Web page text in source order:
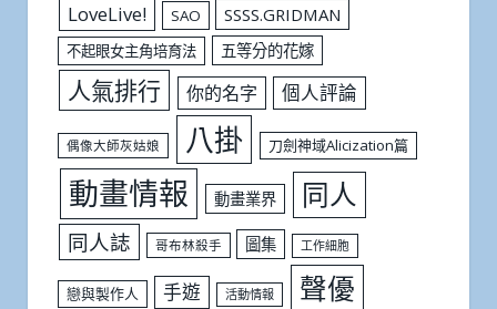
LoveLive! SAO SSSS.GRIDMAN
不起眼女主角培育法 五等分的花嫁
人氣排行 你的名字 個人評論
偶像大師灰姑娘 八掛 刀劍神域Alicization篇
動畫情報 動畫業界 同人
同人誌 哥布林殺手 圖集 工作細胞
戀與製作人 手遊 活動情報 聲優